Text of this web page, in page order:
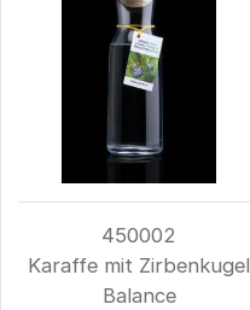
450002
Karaffe mit Zirbenkugel
Balance